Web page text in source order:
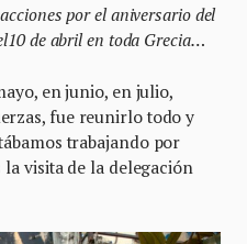
por el aniversario del
de abril en toda Grecia…
en junio, en julio,
fue reunirlo todo y
trabajando por
visita de la delegación